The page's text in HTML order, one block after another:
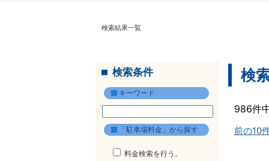
検索結果一覧
検索条件
キーワード
「駐車場料金」から探す
料金検索を行う。
検
986件
前の10